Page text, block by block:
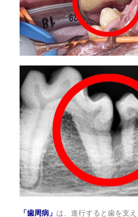
「歯周病」 は、進行すると歯を支